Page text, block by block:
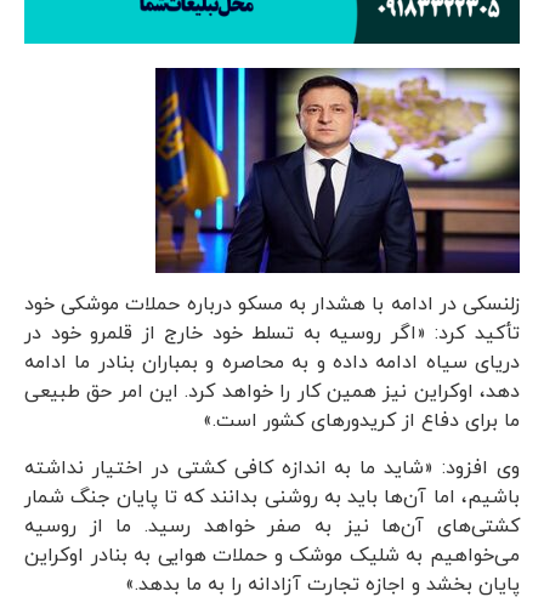
زلنسکی در ادامه با هشدار به مسکو درباره حملات موشکی خود
تأکید کرد: «اگر روسیه به تسلط خود خارج از قلمرو خود در
دریای سیاه ادامه داده و به محاصره و بمباران بنادر ما ادامه
دهد، اوکراین نیز همین کار را خواهد کرد. این امر حق طبیعی
ما برای دفاع از کریدورهای کشور است.»
وی افزود: «شاید ما به اندازه کافی کشتی در اختیار نداشته
باشیم، اما آن‌ها باید به روشنی بدانند که تا پایان جنگ شمار
کشتی‌های آن‌ها نیز به صفر خواهد رسید. ما از روسیه
می‌خواهیم به شلیک موشک و حملات هوایی به بنادر اوکراین
پایان بخشد و اجازه تجارت آزادانه را به ما بدهد.»